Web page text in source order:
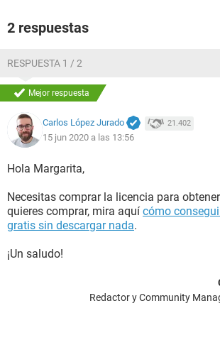
2 respuestas
RESPUESTA 1 / 2
Mejor respuesta
Carlos López Jurado 21.402
15 jun 2020 a las 13:56
Hola Margarita,
Necesitas comprar la licencia para
quieres comprar, mira aquí cómo
gratis sin descargar nada.
¡Un saludo!
Redactor y Community